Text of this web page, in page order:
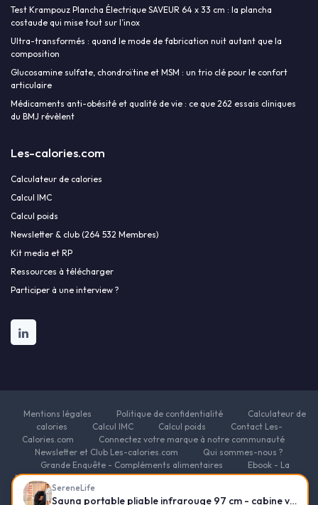
SereneLife
Sauna portable pliable infrarouge 97 cm - cabine vapeur maison
Test Krampouz Plancha Électrique SAVEUR 64 x 33 cm : la plancha
costaude qui mise tout sur l’inox
Ultra-transformés : quand le mode de fabrication nuit autant que la
composition
Glucosamine sulfate, chondroïtine et MSM : un trio clé pour le confort
articulaire
Médicaments anti-obésité et qualité de vie : ce que 262 essais cliniques
du BMJ révèlent
Les-calories.com
Calculateur de calories
Calcul IMC
Calcul poids
Newsletter & club (264 532 Membres)
Kit media et RP
Ressources à télécharger
Participer à une interview ?
Mentions légales Politique de confidentialité
Calculateur de
calories
Calcul IMC Calcul poids
Contact Les-
Calories.com
Connectez votre marque à notre communauté
Newsletter et Club Les-calories.com
Qui sommes-nous ?
Grande Enquête - Compléments alimentaires
Ebook - La
Nutrition et les compléments alimentaires pour la santé
Ebook - le
guide des fondamentaux de la nutrition